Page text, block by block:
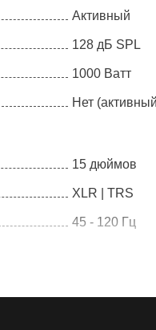
Активный
128 дБ SPL
1000 Ватт
Нет
15 дюймов
XLR | TRS
45 - 120 Гц